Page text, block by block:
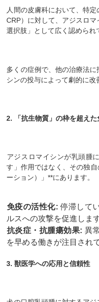
人間の皮膚科において、特
CRP）に対して、アジスロ
選択肢」として広く認められ
多くの症例で、他の治療法
シンの投与によって劇的に改
​2. 「抗生物質」の枠を超え
アジスロマイシンが乳頭腫
す」作用ではなく、その独
ーション）」**にあります。
免疫の活性化: 停滞して
ルスへの攻撃を促進します
抗炎症・抗腫瘍効果: 異
を早める働きが注目され
3. 獣医学への応用と信頼性